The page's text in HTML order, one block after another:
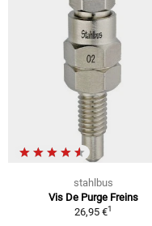
stahlbus
Vis De Purge Freins
26,95 €1